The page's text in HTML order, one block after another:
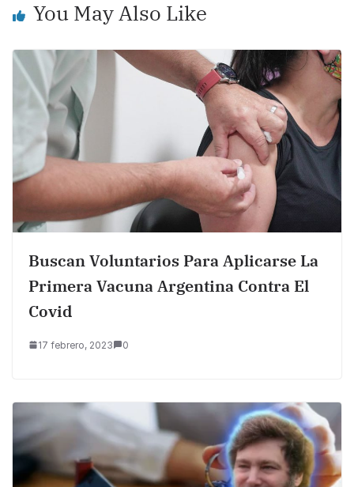
o
k
p
k
You May Also Like
Buscan Voluntarios Para Aplicarse La
Primera Vacuna Argentina Contra El
Covid
17 febrero, 2023 0